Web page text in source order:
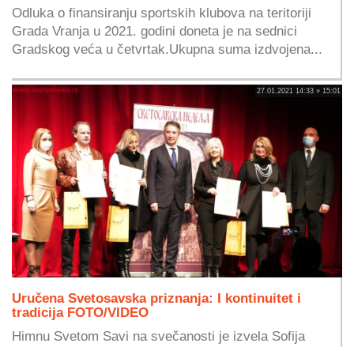
Odluka o finansiranju sportskih klubova na teritoriji
Grada Vranja u 2021. godini doneta je na sednici
Gradskog veća u četvrtak.Ukupna suma izdvojena...
27.01.2021 14:33 » 15:01
Uručena Svetosavska priznanja: I kontinuitet i
tradicija FOTO/VIDEO
Himnu Svetom Savi na svečanosti je izvela Sofija